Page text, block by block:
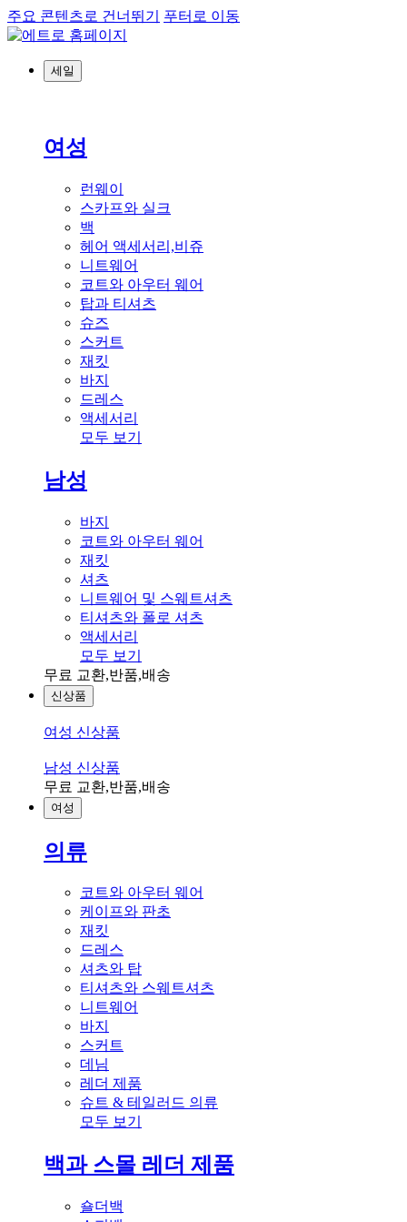
주요 콘텐츠로 건너뛰기 푸터로 이동
세일
여성
런웨이
스카프와 실크
백
헤어 액세서리,비쥬
니트웨어
코트와 아우터 웨어
탑과 티셔츠
슈즈
스커트
재킷
바지
드레스
액세서리
모두 보기
남성
바지
코트와 아우터 웨어
재킷
셔츠
니트웨어 및 스웨트셔츠
티셔츠와 폴로 셔츠
액세서리
모두 보기
무료 교환,반품,배송
신상품
여성 신상품
남성 신상품
무료 교환,반품,배송
여성
의류
코트와 아우터 웨어
케이프와 판초
재킷
드레스
셔츠와 탑
티셔츠와 스웨트셔츠
니트웨어
바지
스커트
데님
레더 제품
슈트 & 테일러드 의류
모두 보기
백과 스몰 레더 제품
숄더백